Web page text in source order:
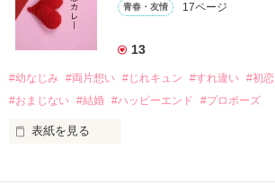
作品を読む
｢なんであんたが生きてんのよ｣
『生きていてくれてありがとう』
｢あんたなんか産まなきゃ良かった｣
『産まれてきてくれてありがとう』
青春・友情 17ページ
13
#幼なじみ #両片想い #じれキュン #すれ違い #初恋
#おまじない #結婚 #ハッピーエンド #プロポーズ
表紙を見る